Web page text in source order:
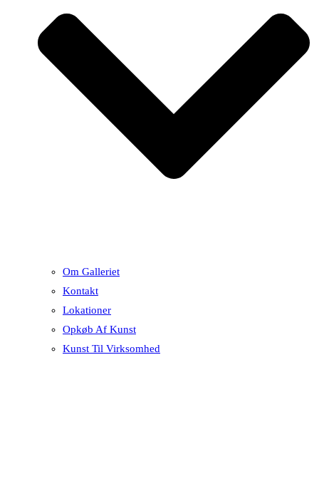
Om Galleriet
Kontakt
Lokationer
Opkøb Af Kunst
Kunst Til Virksomhed